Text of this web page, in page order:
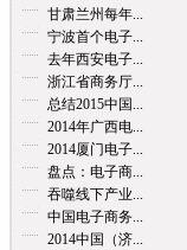
甘肃兰州每年...
宁波首个电子...
去年西安电子...
浙江省商务厅...
总结2015中国...
2014年广西电...
2014厦门电子...
盘点：电子商...
吞噬线下产业...
中国电子商务...
2014中国（济...